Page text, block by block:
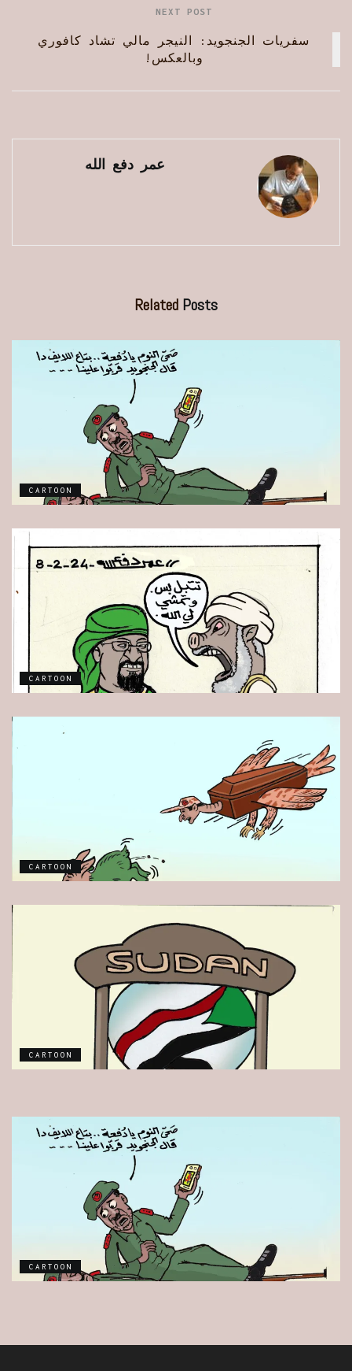
NEXT POST
سفريات الجنجويد: النيجر مالي تشاد كافوري
وبالعكس!
عمر دفع الله
Related Posts
CARTOON
CARTOON
CARTOON
CARTOON
CARTOON